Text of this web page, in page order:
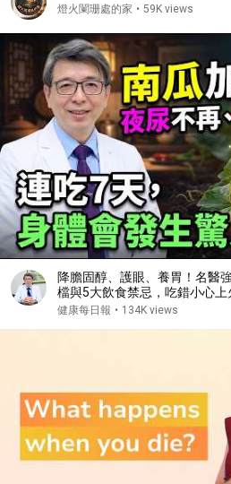
燈火闌珊處的家 • 59K views
降膽固醇、護眼、養胃！名醫
檔與5大飲食禁忌，吃錯小心上
健康每日報 • 134K views